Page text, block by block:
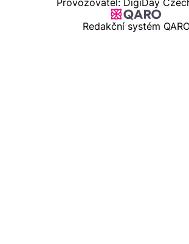
Provozovatel: DigiDay
Redakční systém